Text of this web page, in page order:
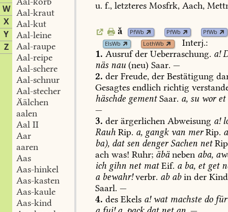
W
X
Y
Z
Aal-kraut
Aal-kut
Aal-leine
Aal-raupe
Aal-reipe
Aal-schere
Aal-schnur
Aal-stecher
Äälchen
aalen
Aal II
Aar
aaren
Aas
Aas-hinkel
Aas-kasten
Aas-kaule
Aas-kind
u. f., letzteres Mosfrk, Aach,
ă PfWb PfWb
PfWb
ElsWb
LothWb
Interj.:
1. Ausrufder Ueberraschung. a!
näs nau (neu) Saar. —
2. der Freude, der Bestätigung
Gesagtes endlich richtig
häschde gementSaar. a, su woret
—
3. der ärgerlichen Abweisung a!
Rauh Rip. a, gangkvan merRip. a
ba), datsen dengerSachen net
ach was! Ruhr; äbäneben aba,
ich gihn netmatEif. aba, etget
abewahr!verbr. ababin der
Saarl. —
4. des Ekels a!watmachste dofür